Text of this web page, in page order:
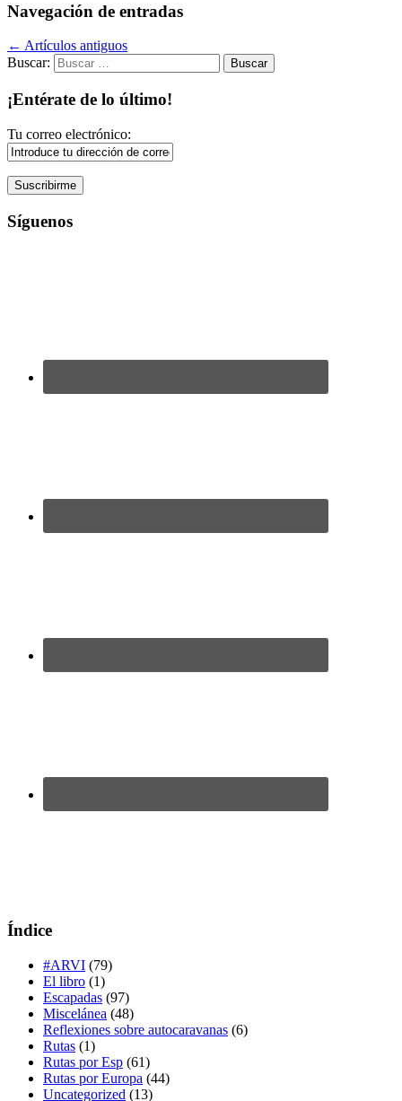
Navegación de entradas
← Artículos antiguos
Buscar:
¡Entérate de lo último!
Tu correo electrónico:
Síguenos
Índice
#ARVI (79)
El libro (1)
Escapadas (97)
Miscelánea (48)
Reflexiones sobre autocaravanas (6)
Rutas (1)
Rutas por Esp (61)
Rutas por Europa (44)
Uncategorized (13)